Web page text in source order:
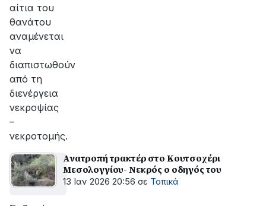
αίτια του
θανάτου
αναμένεται
να
διαπιστωθούν
από τη
διενέργεια
νεκροψίας
–
νεκροτομής.
Ανατροπή τρακτέρ στο Κουτσοχέρι
Μεσολογγίου- Νεκρός ο οδηγός του
13 Ιαν 2026 20:56 σε Τοπικά